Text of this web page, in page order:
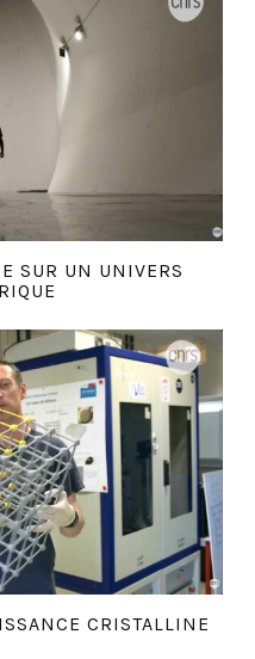
SUR UN UNIVERS
CRISTALLINE